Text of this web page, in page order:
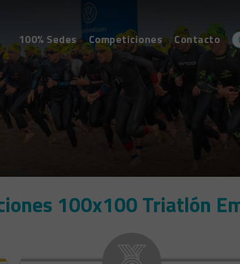
100% Sedes Competiciones Contacto
100x100 Triatlón